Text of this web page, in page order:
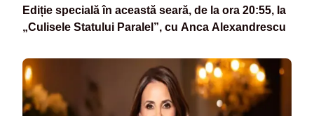
Ediție specială în această seară, de la ora 20:55, la
„Culisele Statului Paralel”, cu Anca Alexandrescu